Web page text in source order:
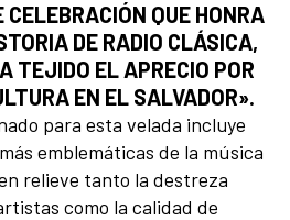
CELEBRACIÓN QUE HONRA
DE RADIO CLÁSICA,
TEJIDO EL APRECIO POR
EN EL SALVADOR».
para esta velada incluye
emblemáticas de la música
relieve tanto la destreza
como la calidad de